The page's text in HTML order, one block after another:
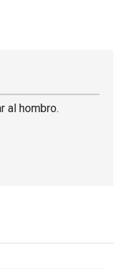
al hombro.